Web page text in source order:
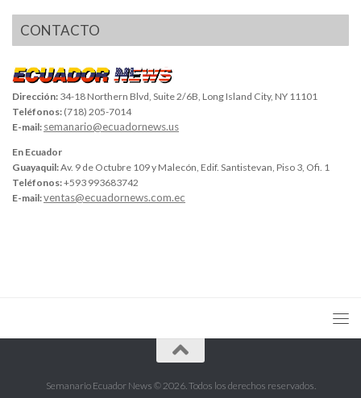
CONTACTO
Dirección: 34-18 Northern Blvd, Suite 2/6B, Long Island City, NY 11101
Teléfonos: (718) 205-7014
E-mail: semanario@ecuadornews.us
En Ecuador
Guayaquil:Av. 9 de Octubre 109 y Malecón, Edif. Santistevan, Piso 3, Ofi. 1
Teléfonos:+593 993683742
E-mail:ventas@ecuadornews.com.ec
Semanario Ecuador News © 2026. Todos los derechos reservados.